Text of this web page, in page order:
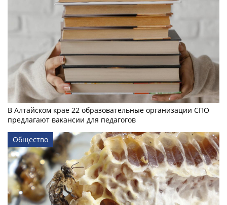
В Алтайском крае 22 образовательные организации СПО
предлагают вакансии для педагогов
Общество